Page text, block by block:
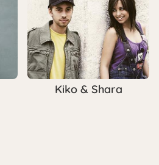
Kiko & Shara